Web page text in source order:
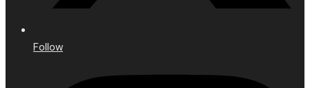
Follow